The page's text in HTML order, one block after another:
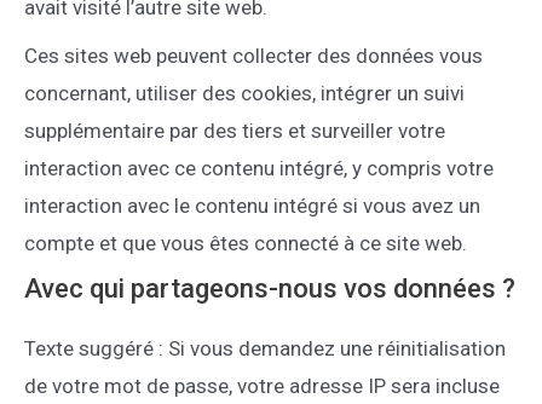
avait visité l’autre site web.
Ces sites web peuvent collecter des données vous
concernant, utiliser des cookies, intégrer un suivi
supplémentaire par des tiers et surveiller votre
interaction avec ce contenu intégré, y compris votre
interaction avec le contenu intégré si vous avez un
compte et que vous êtes connecté à ce site web.
Avec qui partageons-nous vos données ?
Texte suggéré : Si vous demandez une réinitialisation
de votre mot de passe, votre adresse IP sera incluse